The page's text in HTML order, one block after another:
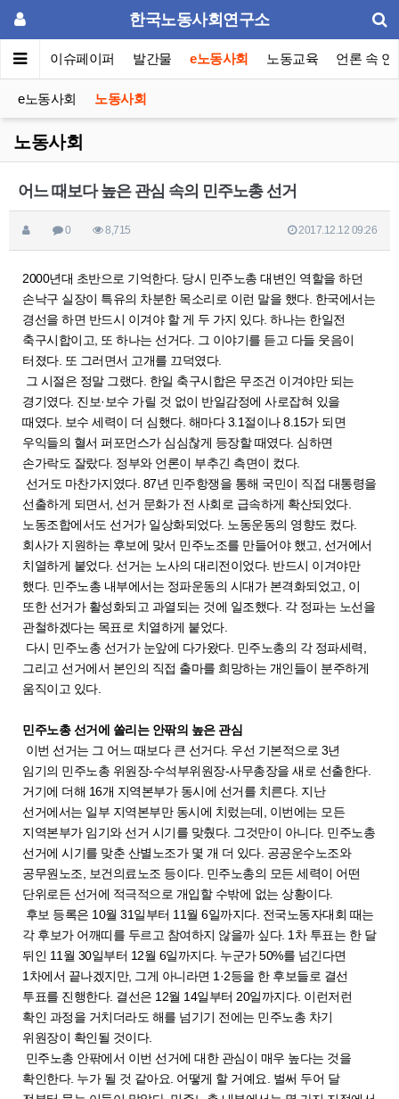
한국노동사회연구소
포럼 이슈페이퍼 발간물 e노동사회 노동교육 언론 속 연
e노동사회 노동사회
노동사회
어느 때보다 높은 관심 속의 민주노총 선거
0 8,715 2017.12.12 09:26
2000년대 초반으로 기억한다. 당시 민주노총 대변인 역할을 하던
손낙구 실장이 특유의 차분한 목소리로 이런 말을 했다. 한국에서는
경선을 하면 반드시 이겨야 할 게 두 가지 있다. 하나는 한일전
축구시합이고, 또 하나는 선거다. 그 이야기를 듣고 다들 웃음이
터졌다. 또 그러면서 고개를 끄덕였다.
그 시절은 정말 그랬다. 한일 축구시합은 무조건 이겨야만 되는
경기였다. 진보·보수 가릴 것 없이 반일감정에 사로잡혀 있을
때였다. 보수 세력이 더 심했다. 해마다 3.1절이나 8.15가 되면
우익들의 혈서 퍼포먼스가 심심찮게 등장할 때였다. 심하면
손가락도 잘랐다. 정부와 언론이 부추긴 측면이 컸다.
선거도 마찬가지였다. 87년 민주항쟁을 통해 국민이 직접 대통령을
선출하게 되면서, 선거 문화가 전 사회로 급속하게 확산되었다.
노동조합에서도 선거가 일상화되었다. 노동운동의 영향도 컸다.
회사가 지원하는 후보에 맞서 민주노조를 만들어야 했고, 선거에서
치열하게 붙었다. 선거는 노사의 대리전이었다. 반드시 이겨야만
했다. 민주노총 내부에서는 정파운동의 시대가 본격화되었고, 이
또한 선거가 활성화되고 과열되는 것에 일조했다. 각 정파는 노선을
관철하겠다는 목표로 치열하게 붙었다.
다시 민주노총 선거가 눈앞에 다가왔다. 민주노총의 각 정파세력,
그리고 선거에서 본인의 직접 출마를 희망하는 개인들이 분주하게
움직이고 있다.
민주노총 선거에 쏠리는 안팎의 높은 관심
이번 선거는 그 어느 때보다 큰 선거다. 우선 기본적으로 3년
임기의 민주노총 위원장-수석부위원장-사무총장을 새로 선출한다.
거기에 더해 16개 지역본부가 동시에 선거를 치른다. 지난
선거에서는 일부 지역본부만 동시에 치렀는데, 이번에는 모든
지역본부가 임기와 선거 시기를 맞췄다. 그것만이 아니다. 민주노총
선거에 시기를 맞춘 산별노조가 몇 개 더 있다. 공공운수노조와
공무원노조, 보건의료노조 등이다. 민주노총의 모든 세력이 어떤
단위로든 선거에 적극적으로 개입할 수밖에 없는 상황이다.
후보 등록은 10월 31일부터 11월 6일까지다. 전국노동자대회 때는
각 후보가 어깨띠를 두르고 참여하지 않을까 싶다. 1차 투표는 한 달
뒤인 11월 30일부터 12월 6일까지다. 누군가 50%를 넘긴다면
1차에서 끝나겠지만, 그게 아니라면 1·2등을 한 후보들로 결선
투표를 진행한다. 결선은 12월 14일부터 20일까지다. 이런저런
확인 과정을 거치더라도 해를 넘기기 전에는 민주노총 차기
위원장이 확인될 것이다.
민주노총 안팎에서 이번 선거에 대한 관심이 매우 높다는 것을
확인한다. 누가 될 것 같아요. 어떻게 할 거예요. 벌써 두어 달